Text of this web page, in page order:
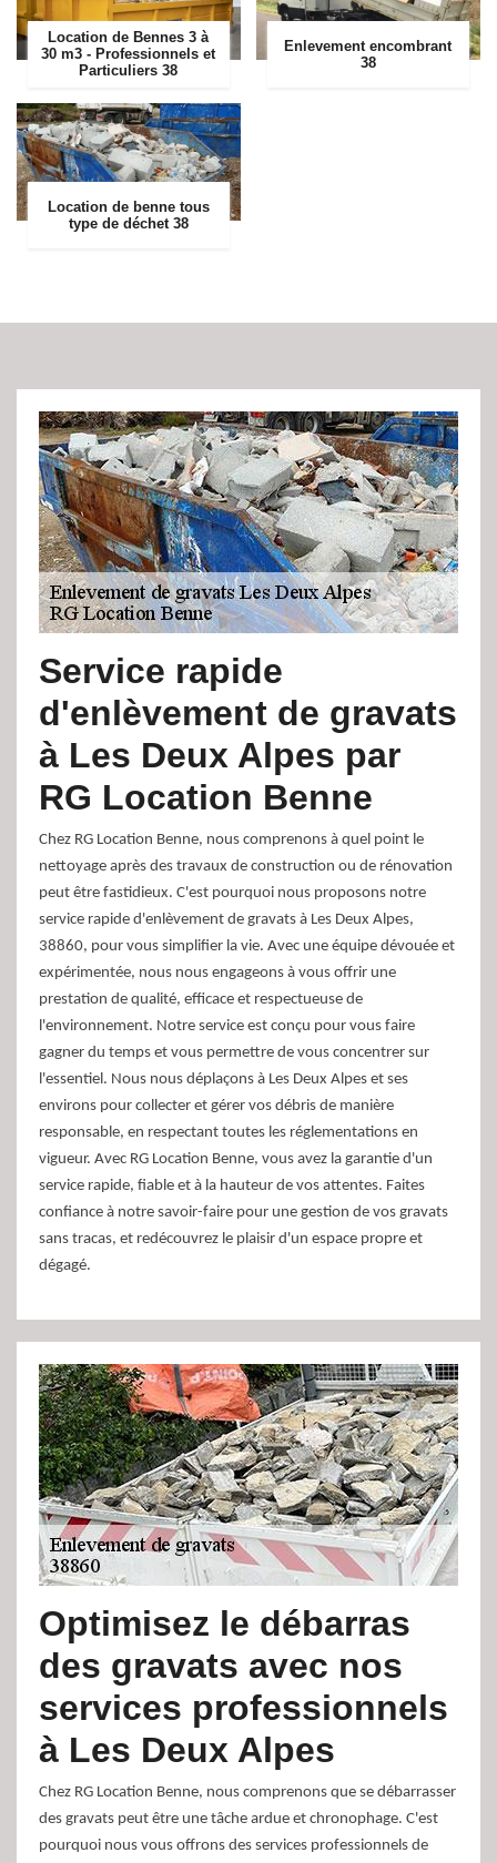
Location de Bennes 3 à
30 m3 - Professionnels et
Particuliers 38
Enlevement encombrant
38
Location de benne tous
type de déchet 38
Service rapide
d'enlèvement de gravats
à Les Deux Alpes par
RG Location Benne
Chez RG Location Benne, nous comprenons à quel point le
nettoyage après des travaux de construction ou de rénovation
peut être fastidieux. C'est pourquoi nous proposons notre
service rapide d'enlèvement de gravats à Les Deux Alpes,
38860, pour vous simplifier la vie. Avec une équipe dévouée et
expérimentée, nous nous engageons à vous offrir une
prestation de qualité, efficace et respectueuse de
l'environnement. Notre service est conçu pour vous faire
gagner du temps et vous permettre de vous concentrer sur
l'essentiel. Nous nous déplaçons à Les Deux Alpes et ses
environs pour collecter et gérer vos débris de manière
responsable, en respectant toutes les réglementations en
vigueur. Avec RG Location Benne, vous avez la garantie d'un
service rapide, fiable et à la hauteur de vos attentes. Faites
confiance à notre savoir-faire pour une gestion de vos gravats
sans tracas, et redécouvrez le plaisir d'un espace propre et
dégagé.
Optimisez le débarras
des gravats avec nos
services professionnels
à Les Deux Alpes
Chez RG Location Benne, nous comprenons que se débarrasser
des gravats peut être une tâche ardue et chronophage. C'est
pourquoi nous vous offrons des services professionnels de